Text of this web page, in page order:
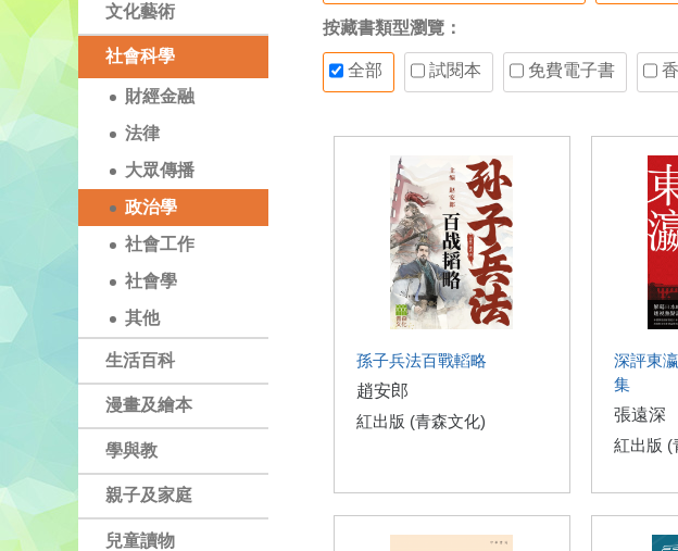
文化藝術
社會科學
財經金融
法律
大眾傳播
政治學
社會工作
社會學
其他
生活百科
漫畫及繪本
學與教
親子及家庭
兒童讀物
按藏書類型瀏覽：
全部 試閱本 免費電子書
孫子兵法百戰轁略
趙安郎
紅出版 (青森文化)
深評東
集
張遠深
紅出版 (